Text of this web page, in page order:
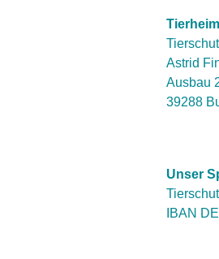
Astrid
Ausbau
39288
Unser
IBAN